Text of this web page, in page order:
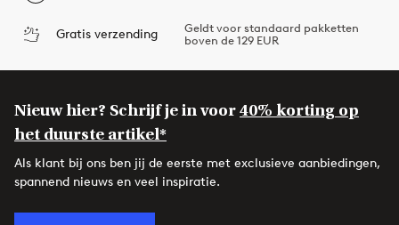
Gratis verzending
Geldt voor standaard pakketten
boven de 129 EUR
Nieuw hier? Schrijf je in voor40% korting op
het duurste artikel*
Als klant bij ons ben jij de eerste met exclusieve aanbiedingen,
spannend nieuws en veel inspiratie.